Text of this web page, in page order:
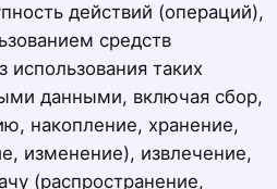
действий (операций),
средств
использования таких
данными, включая сбор,
накопление, хранение,
изменение), извлечение,
(распространение,